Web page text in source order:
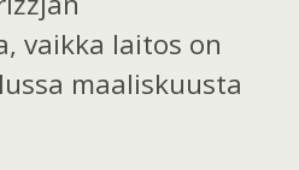
vaikka laitos on
maaliskuusta